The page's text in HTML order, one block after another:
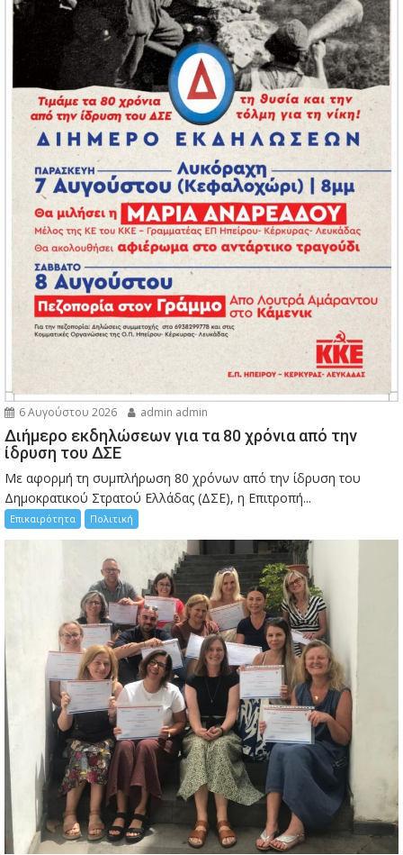
6 Αυγούστου 2026 admin admin
Διήμερο εκδηλώσεων για τα 80 χρόνια από την
ίδρυση του ΔΣΕ
Με αφορμή τη συμπλήρωση 80 χρόνων από την ίδρυση του
Δημοκρατικού Στρατού Ελλάδας (ΔΣΕ), η Επιτροπή...
Επικαιρότητα Πολιτική